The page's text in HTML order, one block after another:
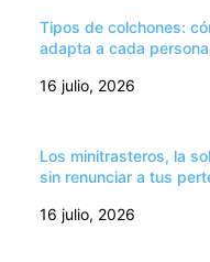
Tipos de colchones:
adapta a cada persona
16 julio, 2026
Los minitrasteros, la
sin renunciar a tus
16 julio, 2026